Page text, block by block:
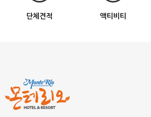
단체견적 액티비티